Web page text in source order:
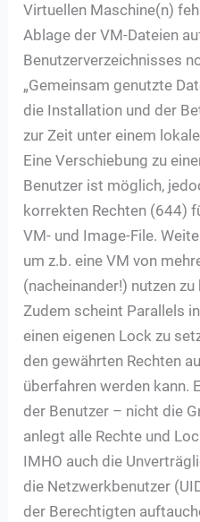
Virtuellen Maschine(n)
Ablage der VM-Dateien
Benutzerverzeichnisses
„Gemeinsam genutzte
die Installation und der
zur Zeit unter einem
Eine Verschiebung zu
Benutzer ist möglich,
korrekten Rechten (644)
VM- und Image-File.
um z.b. eine VM von
(nacheinander!) nutzen
Zudem scheint Parallels
einen eigenen Lock zu
den gewährten Rechten
überfahren werden kann.
der Benutzer – nicht die
anlegt alle Rechte und
IMHO auch die
die Netzwerkbenutzer
der Berechtigten